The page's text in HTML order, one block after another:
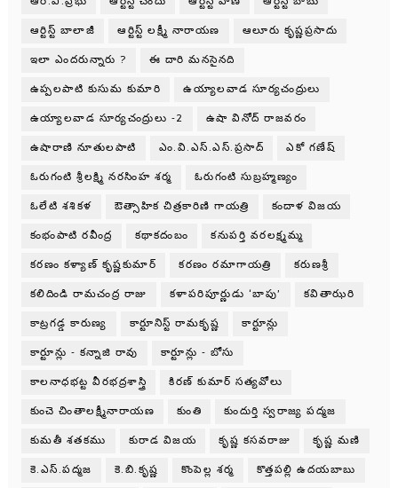
ఆర్టిస్ట్ బాలాజీ ఆర్టిస్ట్ లక్ష్మీ నారాయణ ఆలూరు కృష్ణప్రసాదు
ఇలా ఎందరున్నారు ? ఈ దారి మనసైనది
ఉప్పలపాటి కుసుమ కుమారి ఉయ్యాలవాడ సూర్యచంద్రులు
ఉయ్యాలవాడ సూర్యచంద్రులు -2 ఉషా వినోద్ రాజవరం
ఉషారాణి నూతులపాటి ఎం.వి.ఎస్.ఎస్.ప్రసాద్ ఎకో గణేష్
ఓరుగంటి శ్రీలక్ష్మి నరసింహ శర్మ ఓరుగంటి సుబ్రహ్మణ్యం
ఓలేటి శశికళ ఔత్సాహిక చిత్రకారిణి గాయత్రి కందాళ విజయ
కంభంపాటి రవీంద్ర కథాకదంబం కనుపర్తి వరలక్ష్మమ్మ
కరణం కళ్యాణ్ కృష్ణకుమార్ కరణం రమాగాయత్రి కరుణశ్రీ
కలిదిండి రామచంద్ర రాజు కళాపరిపూర్ణుడు ‘బాపు’ కవితాఝరి
కాట్రగడ్డ కారుణ్య కార్టూనిస్ట్ రామకృష్ణ కార్టూన్లు
కార్టూన్లు - కన్నాజి రావు కార్టూన్లు - బోసు
కాలనాధభట్ట వీరభద్రశాస్త్రి కిరణ్ కుమార్ సత్యవోలు
కుంచె చింతాలక్ష్మీనారాయణ కుంతి కుందుర్తి స్వరాజ్య పద్మజ
కుమతీ శతకము కురాడ విజయ కృష్ణ కసవరాజు కృష్ణ మణి
కె.ఎస్.పద్మజ కె.బి.కృష్ణ కొంపెల్ల శర్మ కొత్తపల్లి ఉదయబాబు